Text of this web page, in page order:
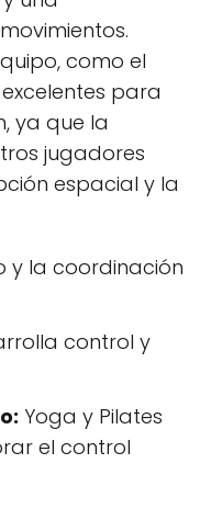
como el
para
ya que la
jugadores
espacial y la
y la coordinación
control y
Yoga y Pilates
el control